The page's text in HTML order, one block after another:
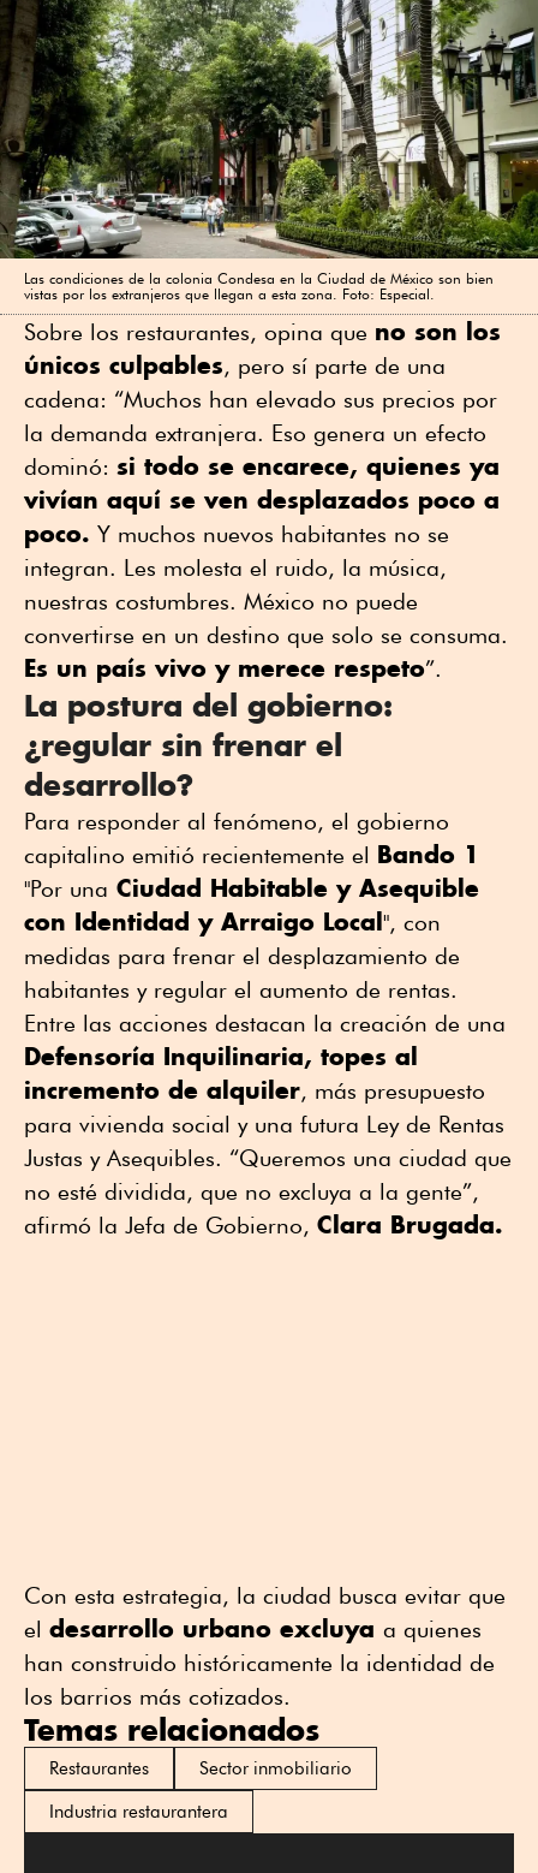
Las condiciones de la colonia Condesa en la Ciudad de México son bien
vistas por los extranjeros que llegan a esta zona. Foto: Especial.
Sobre los restaurantes, opina que no son los
únicos culpables, pero sí parte de una
cadena: “Muchos han elevado sus precios por
la demanda extranjera. Eso genera un efecto
dominó: si todo se encarece, quienes ya
vivían aquí se ven desplazados poco a
poco. Y muchos nuevos habitantes no se
integran. Les molesta el ruido, la música,
nuestras costumbres. México no puede
convertirse en un destino que solo se consuma.
Es un país vivo y merece respeto”.
La postura del gobierno:
¿regular sin frenar el
desarrollo?
Para responder al fenómeno, el gobierno
capitalino emitió recientemente el Bando 1
"Por una Ciudad Habitable y Asequible
con Identidad y Arraigo Local", con
medidas para frenar el desplazamiento de
habitantes y regular el aumento de rentas.
Entre las acciones destacan la creación de una
Defensoría Inquilinaria, topes al
incremento de alquiler, más presupuesto
para vivienda social y una futura Ley de Rentas
Justas y Asequibles. “Queremos una ciudad que
no esté dividida, que no excluya a la gente”,
afirmó la Jefa de Gobierno, Clara Brugada.
Con esta estrategia, la ciudad busca evitar que
el desarrollo urbano excluya a quienes
han construido históricamente la identidad de
los barrios más cotizados.
Temas relacionados
Restaurantes
Sector inmobiliario
Industria restaurantera